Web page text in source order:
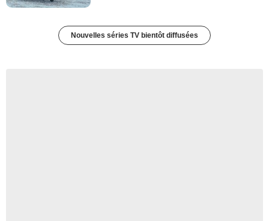
Nouvelles séries TV bientôt diffusées